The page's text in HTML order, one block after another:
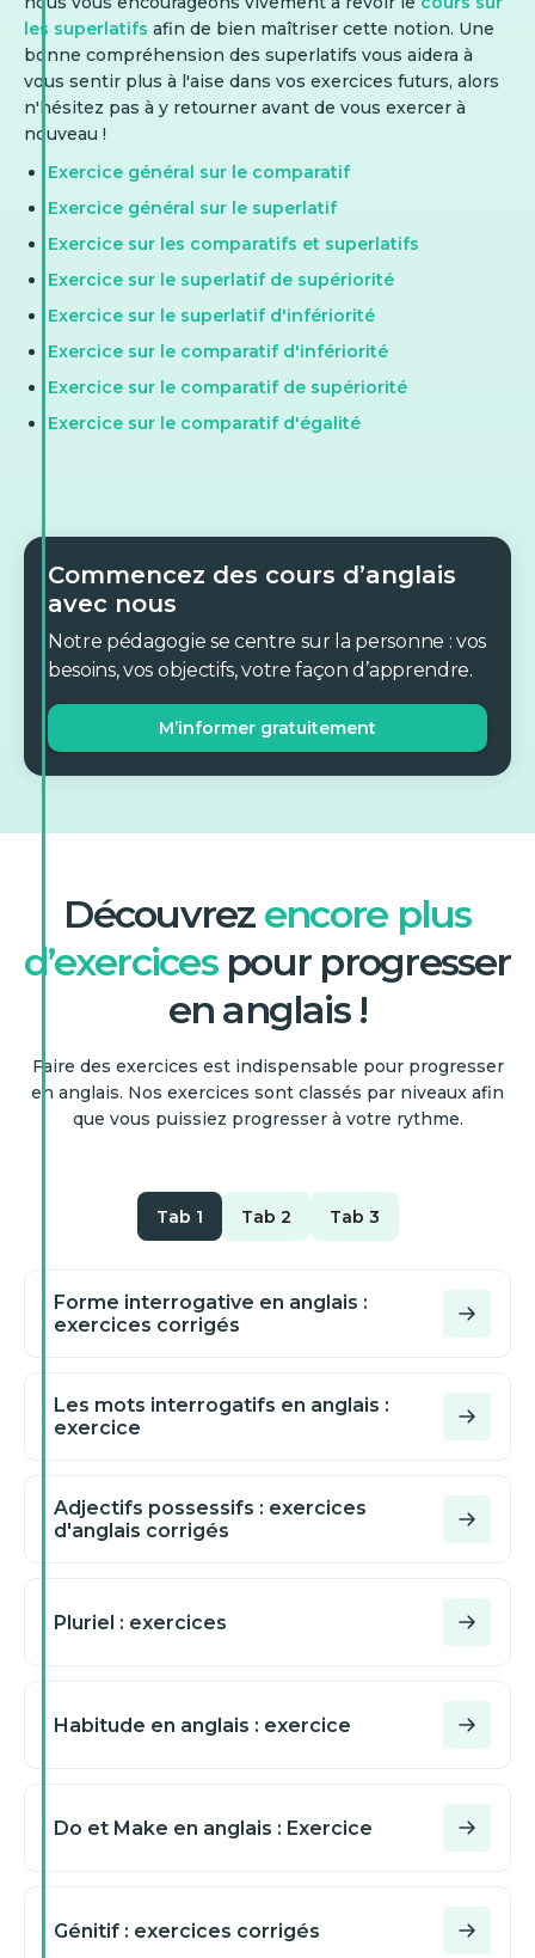
les superlatifs afin de bien maîtriser cette notion. Une
bonne compréhension des superlatifs vous aidera à
vous sentir plus à l'aise dans vos exercices futurs, alors
n'hésitez pas à y retourner avant de vous exercer à
nouveau !
Exercice général sur le comparatif
Exercice général sur le superlatif
‍Exercice sur les comparatifs et superlatifs
Exercice sur le superlatif de supériorité
Exercice sur le superlatif d'infériorité‍
Exercice sur le comparatif d'infériorité‍
Exercice sur le comparatif de supériorité
Exercice sur le comparatif d'égalité
Commencez des cours d’anglais
avec nous
Notre pédagogie se centre sur la personne : vos
besoins, vos objectifs, votre façon d’apprendre.
M’informer gratuitement
Découvrez encore plus
d’exercicespour progresser
en anglais !
Faire des exercices est indispensable pour progresser
en anglais. Nos exercices sont classés par niveaux afin
que vous puissiez progresser à votre rythme.
Tab 1 Tab 2 Tab 3
Forme interrogative en anglais :
exercices corrigés
Les mots interrogatifs en anglais :
exercice
Adjectifs possessifs : exercices
d'anglais corrigés
Pluriel : exercices
Habitude en anglais : exercice
Do et Make en anglais : Exercice
Génitif : exercices corrigés